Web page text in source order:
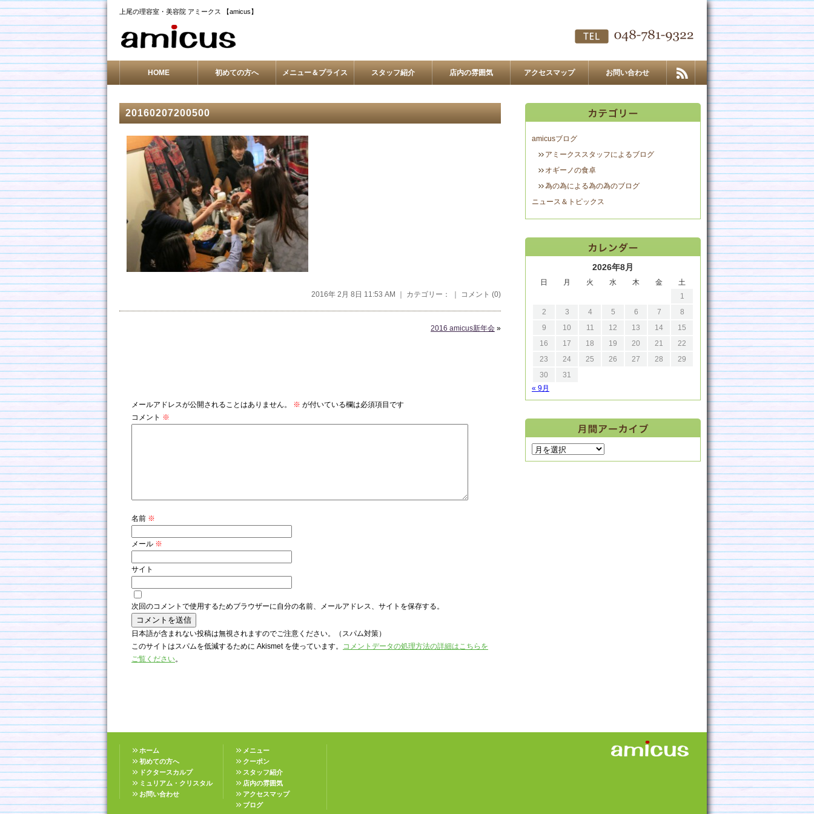
上尾の理容室・美容院 アミークス 【amicus】
HOME 初めての方へ メニュー＆プライス スタッフ紹介 店内の雰囲気 アクセスマップ お問い合わせ
20160207200500
2016年 2月 8日 11:53 AM ｜ カテゴリー： ｜ コメント (0)
2016 amicus新年会 »
メールアドレスが公開されることはありません。 ※ が付いている欄は必須項目です
コメント ※
名前 ※
メール ※
サイト
次回のコメントで使用するためブラウザーに自分の名前、メールアドレス、サイトを保存する。
日本語が含まれない投稿は無視されますのでご注意ください。（スパム対策）
このサイトはスパムを低減するために Akismet を使っています。 コメントデータの処理方法の詳細はこちらを
ご覧ください。
amicusブログ
アミークススタッフによるブログ
オギーノの食卓
為の為による為の為のブログ
ニュース＆トピックス
2026年8月
日 月 火 水 木 金
土
1
2
3 4 5 6 7
8
9
10 11 12 13 14
15
16
17 18 19 20 21
22
23
24 25 26 27 28
29
30
31
« 9月
ホーム
初めての方へ
ドクタースカルプ
ミュリアム・クリスタル
お問い合わせ
メニュー
クーポン
スタッフ紹介
店内の雰囲気
アクセスマップ
ブログ